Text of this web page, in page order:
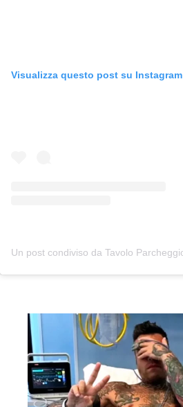
Visualizza questo post su Instagram